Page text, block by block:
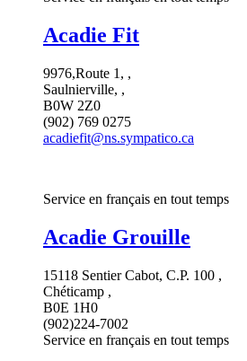
Acadie Fit
9976,Route 1, ,
Saulnierville, ,
B0W 2Z0
(902) 769 0275
acadiefit@ns.sympatico.ca
Service en français en tout temps
Acadie Grouille
15118 Sentier Cabot, C.P. 100 ,
Chéticamp ,
B0E 1H0
(902)224-7002
Service en français en tout temps